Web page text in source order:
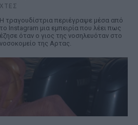
ΧΤΕΣ
Η τραγουδίστρια περιέγραψε μέσα από
το Instagram μια εμπειρία που λέει πως
έζησε όταν ο γιος της νοσηλευόταν στο
νοσοκομείο της Αρτας.